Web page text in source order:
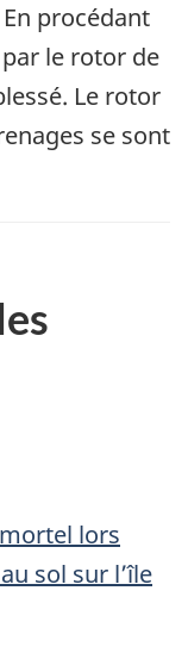
procédant
le rotor de
Le rotor
se sont
lors
sol sur l’île